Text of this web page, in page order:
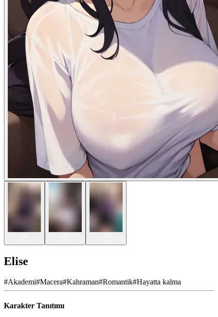
Elise
#Akademi#Macera#Kahraman#Romantik#Hayatta kalma
Karakter Tanıtımı